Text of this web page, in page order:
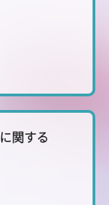
に関する